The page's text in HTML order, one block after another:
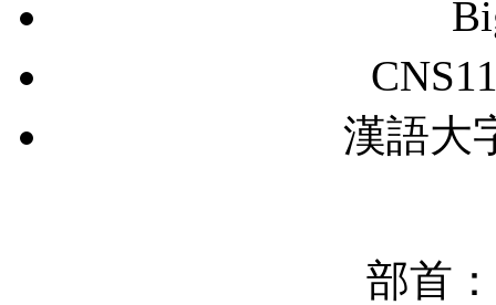
漢語大
部首：